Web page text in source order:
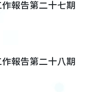
報告第二十七期
報告第二十八期